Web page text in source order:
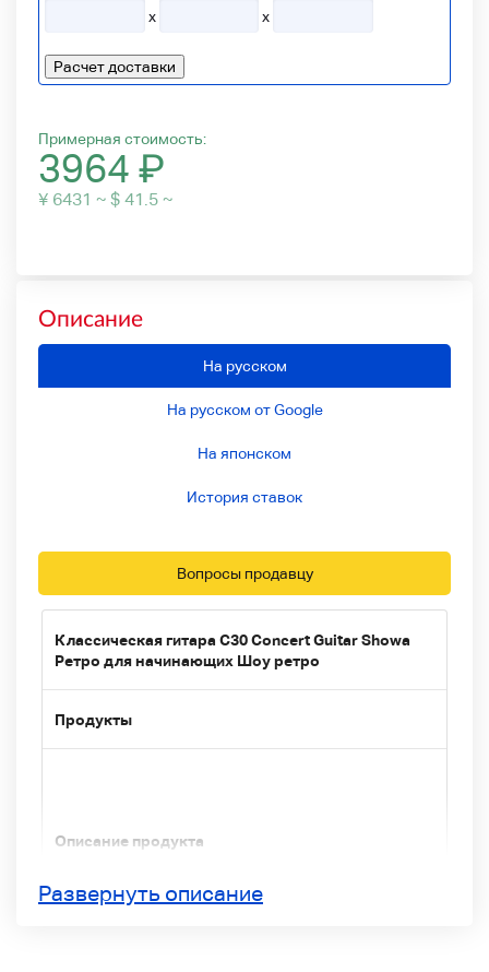
x
x
Расчет доставки
Примерная стоимость:
3964 ₽
¥ 6431 ~ $ 41.5 ~
Описание
На русском
На русском от Google
На японском
История ставок
Вопросы продавцу
Классическая гитара C30 Concert Guitar Showa
Ретро для начинающих Шоу ретро
Продукты
Описание продукта
Как играть и тренироваться для начинающих?
Развернуть описание